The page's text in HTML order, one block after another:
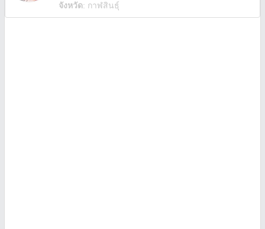
จังหวัด: กาฬสินธุ์